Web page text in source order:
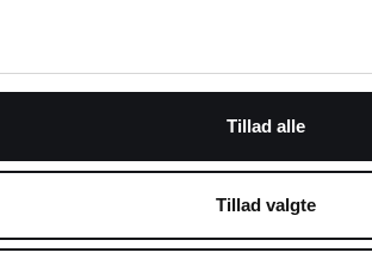
Tillad alle
Tillad valgte
webko.dk/kontakt-os